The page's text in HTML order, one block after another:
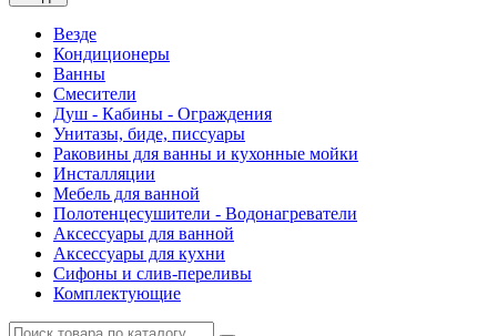
Везде
Кондиционеры
Ванны
Смесители
Душ - Кабины - Ограждения
Унитазы, биде, писсуары
Раковины для ванны и кухонные мойки
Инсталляции
Мебель для ванной
Полотенцесушители - Водонагреватели
Аксессуары для ванной
Аксессуары для кухни
Сифоны и слив-переливы
Комплектующие